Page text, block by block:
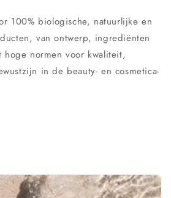
100% biologische, natuurlijke en
van ontwerp, ingrediënten
normen voor kwaliteit,
in de beauty- en cosmetica-